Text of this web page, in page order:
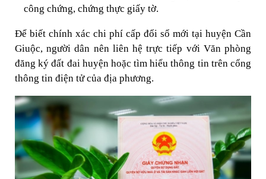
công chứng, chứng thực giấy tờ.
Để biết chính xác chi phí cấp đổi sổ mới tại huyện Cần
Giuộc, người dân nên liên hệ trực tiếp với Văn phòng
đăng ký đất đai huyện hoặc tìm hiểu thông tin trên cổng
thông tin điện tử của địa phương.